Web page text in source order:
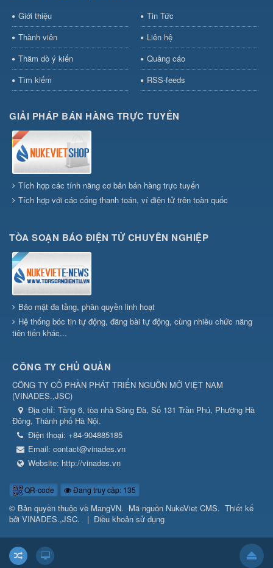
Giới thiệu
Tin Tức
Thành viên
Liên hệ
Thăm dò ý kiến
Quảng cáo
Tìm kiếm
RSS-feeds
GIẢI PHÁP BÁN HÀNG TRỰC TUYẾN
Tích hợp các tính năng cơ bản bán hàng trực tuyến
Tích hợp với các cổng thanh toán, ví điện tử trên toàn quốc
TÒA SOẠN BÁO ĐIỆN TỬ CHUYÊN NGHIỆP
Bảo mật đa tầng, phân quyền linh hoạt
Hệ thống bóc tin tự động, đăng bài tự động, cùng nhiều chức năng
tiên tiến khác...
CÔNG TY CHỦ QUẢN
CÔNG TY CỔ PHẦN PHÁT TRIỂN NGUỒN MỞ VIỆT NAM
(VINADES.,JSC)
Địa chỉ: Tầng 6, tòa nhà Sông Đà, Số 131 Trần Phú, Phường Hà
Đông, Thành phố Hà Nội.
Điện thoại: +84-904885185
Email: contact@vinades.vn
Website: http://vinades.vn
QR-code Đang truy cập: 135
© Bản quyền thuộc về MangVN. Mã nguồn NukeViet CMS. Thiết kế
bởi VINADES.,JSC. | Điều khoản sử dụng